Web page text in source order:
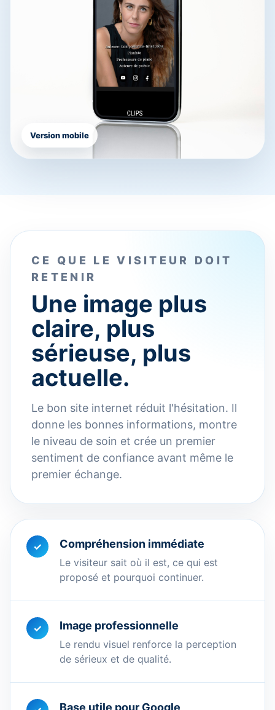
Version mobile
CE QUE LE VISITEUR DOIT
RETENIR
Une image plus
claire, plus
sérieuse, plus
actuelle.
Le bon site internet réduit l'hésitation. Il
donne les bonnes informations, montre
le niveau de soin et crée un premier
sentiment de confiance avant même le
premier échange.
✓ Compréhension immédiate
Le visiteur sait où il est, ce qui est
proposé et pourquoi continuer.
✓ Image professionnelle
Le rendu visuel renforce la perception
de sérieux et de qualité.
Base utile pour Google